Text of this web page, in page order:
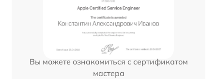
Вы можете ознакомиться с сертификатом
мастера